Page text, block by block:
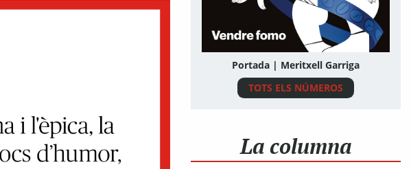
Portada | Meritxell Garriga
TOTS ELS NÚMEROS
La columna